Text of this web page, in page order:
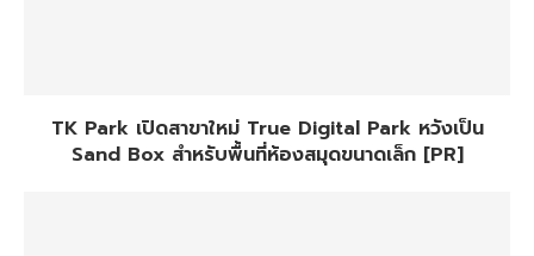
TK Park เปิดสาขาใหม่ True Digital Park หวังเป็น
Sand Box สำหรับพื้นที่ห้องสมุดขนาดเล็ก [PR]